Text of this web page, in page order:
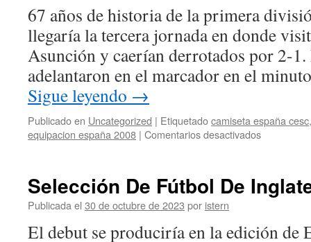
67 años de historia de la primera
llegaría la tercera jornada en donde
Asunción y caerían derrotados por 2-1.
adelantaron en el marcador en el
Sigue leyendo →
Publicado en Uncategorized | Etiquetadocamiseta españa cesc
equipacion españa 2008 | Comentarios desactivadosen
De
Selección De Fútbol De
Publicada el 30 de octubre de 2023 por istern
El debut se produciría en la edición de